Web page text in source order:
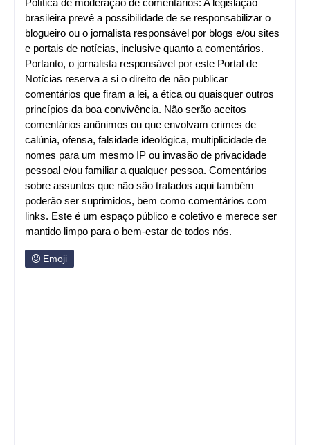
brasileira prevê a possibilidade de se responsabilizar o
blogueiro ou o jornalista responsável por blogs e/ou sites
e portais de notícias, inclusive quanto a comentários.
Portanto, o jornalista responsável por este Portal de
Notícias reserva a si o direito de não publicar
comentários que firam a lei, a ética ou quaisquer outros
princípios da boa convivência. Não serão aceitos
comentários anônimos ou que envolvam crimes de
calúnia, ofensa, falsidade ideológica, multiplicidade de
nomes para um mesmo IP ou invasão de privacidade
pessoal e/ou familiar a qualquer pessoa. Comentários
sobre assuntos que não são tratados aqui também
poderão ser suprimidos, bem como comentários com
links. Este é um espaço público e coletivo e merece ser
mantido limpo para o bem-estar de todos nós.
Emoji